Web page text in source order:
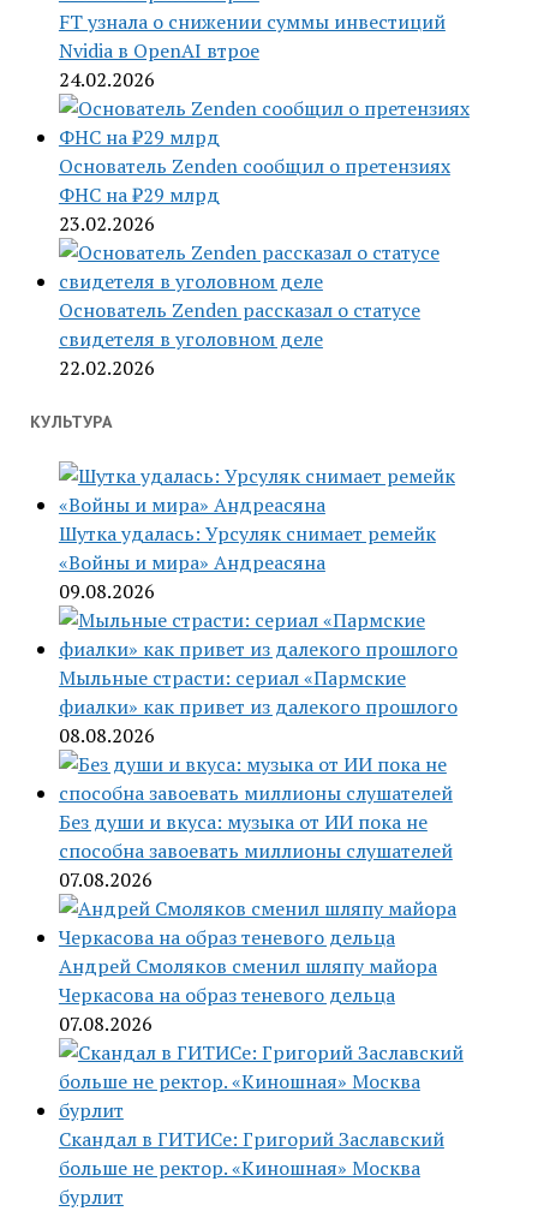
FT узнала о снижении суммы инвестиций
Nvidia в OpenAI втрое
24.02.2026
Основатель Zenden сообщил о претензиях
ФНС на ₽29 млрд
23.02.2026
Основатель Zenden рассказал о статусе
свидетеля в уголовном деле
22.02.2026
КУЛЬТУРА
Шутка удалась: Урсуляк снимает ремейк
«Войны и мира» Андреасяна
09.08.2026
Мыльные страсти: сериал «Пармские
фиалки» как привет из далекого прошлого
08.08.2026
Без души и вкуса: музыка от ИИ пока не
способна завоевать миллионы слушателей
07.08.2026
Андрей Смоляков сменил шляпу майора
Черкасова на образ теневого дельца
07.08.2026
Скандал в ГИТИСе: Григорий Заславский
больше не ректор. «Киношная» Москва
бурлит